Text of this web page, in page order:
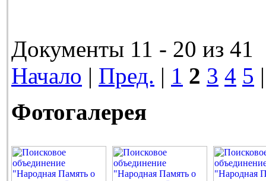
Документы 11 - 20 из 41
Начало | Пред. | 1 2 3 4 5
Фотогалерея